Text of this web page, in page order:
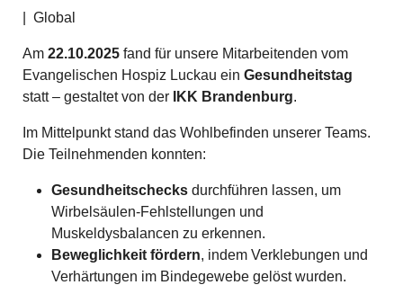
Global
Am 22.10.2025 fand für unsere Mitarbeitenden vom
Evangelischen Hospiz Luckau ein Gesundheitstag
statt – gestaltet von der
IKK Brandenburg.
Im Mittelpunkt stand das Wohlbefinden unserer Teams.
Die Teilnehmenden konnten:
Gesundheitschecks durchführen lassen, um
Wirbelsäulen-Fehlstellungen und
Muskeldysbalancen zu erkennen.
Beweglichkeit fördern, indem Verklebungen und
Verhärtungen im Bindegewebe gelöst wurden.